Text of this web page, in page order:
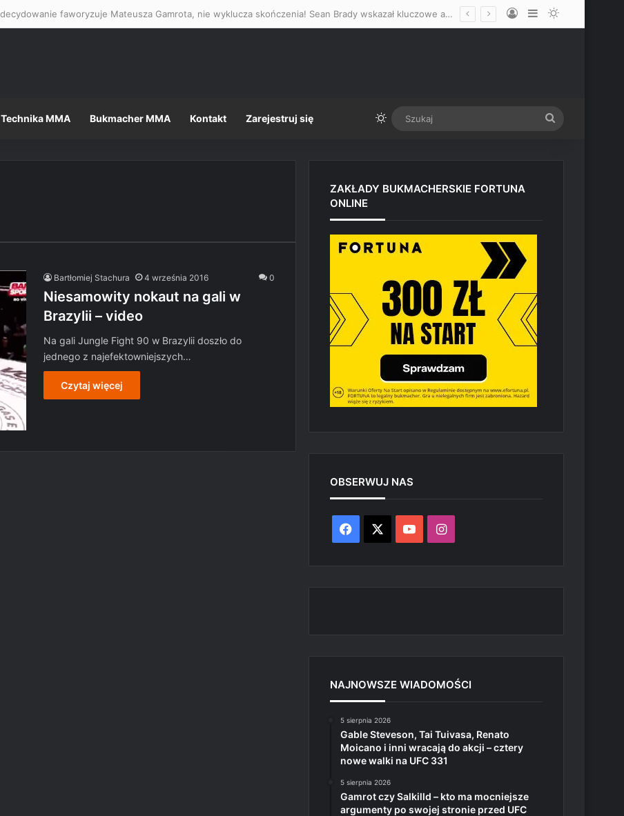
Zdecydowanie faworyzuje Mateusza Gamrota, nie wyklucza skończenia! Sean Brady wskazał kluczowe atuty Polaka przed starciem z Quillanem Salkilldem Log InSidebarSwitch skin
Technika MMA Bukmacher MMA Kontakt Zarejestruj się Switch skin
Bartłomiej Stachura 4 września 2016 0
Niesamowity nokaut na gali w
Brazylii – video
Na gali Jungle Fight 90 w Brazylii doszło do
jednego z najefektowniejszych…
Czytaj więcej
ZAKŁADY BUKMACHERSKIE FORTUNA
ONLINE
OBSERWUJ NAS
Facebook YouTubeInstagram
NAJNOWSZE WIADOMOŚCI
5 sierpnia 2026
Gable Steveson, Tai Tuivasa, Renato
Moicano i inni wracają do akcji – cztery
nowe walki na UFC 331
5 sierpnia 2026
Gamrot czy Salkilld – kto ma mocniejsze
argumenty po swojej stronie przed UFC